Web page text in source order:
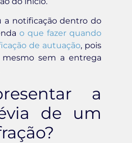
a notificação dentro do
o que fazer quando
de autuação, pois
sem a entrega
a
de um